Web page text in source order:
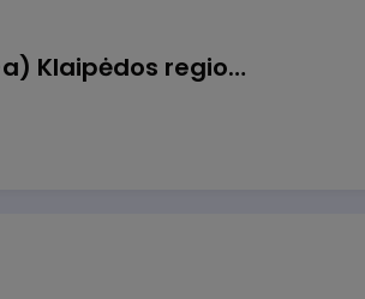
Pagalbinis darbuotojas (-a) Klaipėdos regioninėje kepykloje (indų plovime)